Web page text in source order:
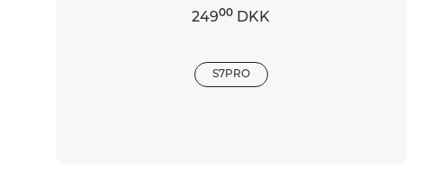
24900 DKK
S7PRO